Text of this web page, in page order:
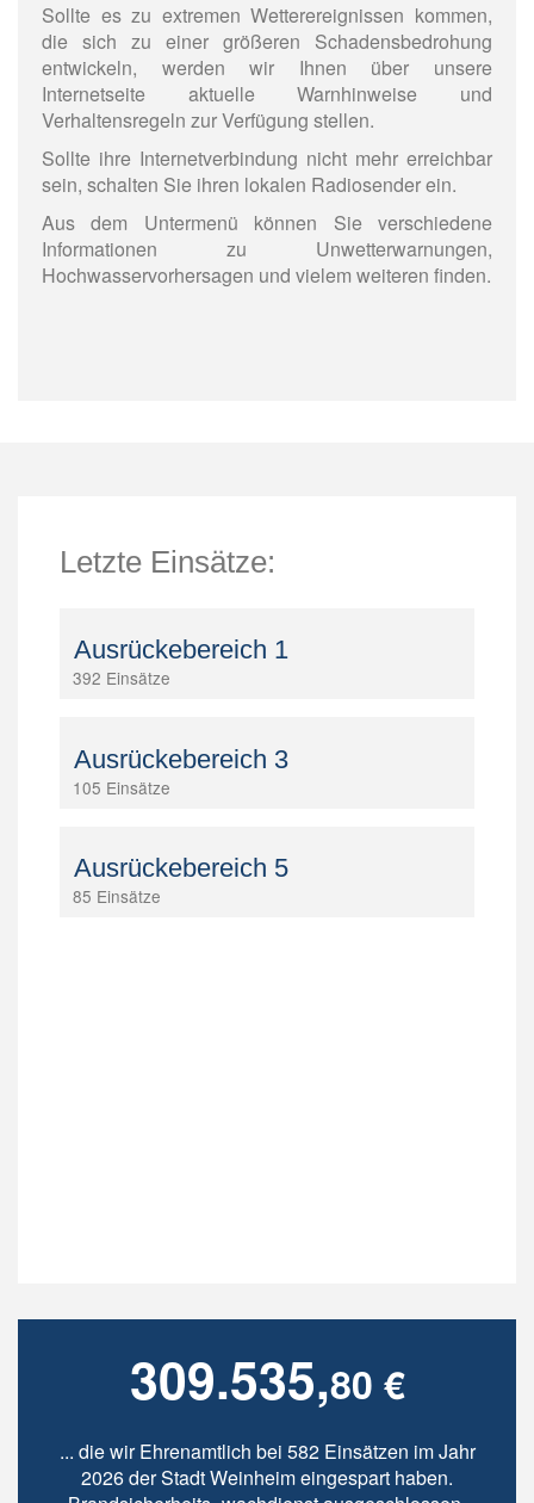
Sollte es zu extremen Wetterereignissen kommen,
die sich zu einer größeren Schadensbedrohung
entwickeln, werden wir Ihnen über unsere
Internetseite aktuelle Warnhinweise und
Verhaltensregeln zur Verfügung stellen.
Sollte ihre Internetverbindung nicht mehr erreichbar
sein, schalten Sie ihren lokalen Radiosender ein.
Aus dem Untermenü können Sie verschiedene
Informationen zu Unwetterwarnungen,
Hochwasservorhersagen und vielem weiteren finden.
Letzte Einsätze:
Ausrückebereich 1
392 Einsätze
Ausrückebereich 3
105 Einsätze
Ausrückebereich 5
85 Einsätze
309.535,80 €
... die wir Ehrenamtlich bei 582 Einsätzen im Jahr
2026 der Stadt Weinheim eingespart haben.